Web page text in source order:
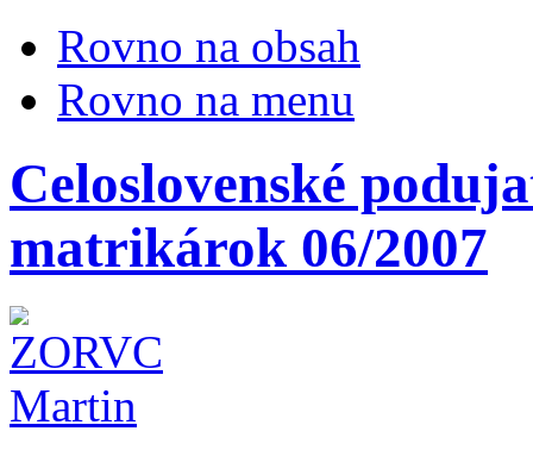
Rovno na obsah
Rovno na menu
Celoslovenské
matrikárok 06/2007